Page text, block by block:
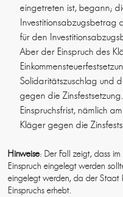
eingetreten ist, begann;
Investitionsabzugsbetrag
für den
Aber der Einspruch des
Solidaritätszuschlag und
gegen die
Einspruchsfrist, nämlich
Kläger gegen die
Hinweise: Der Fall zeigt, dass
Einspruch eingelegt werden
eingelegt werden, da der Staat
Einspruchs erhebt.